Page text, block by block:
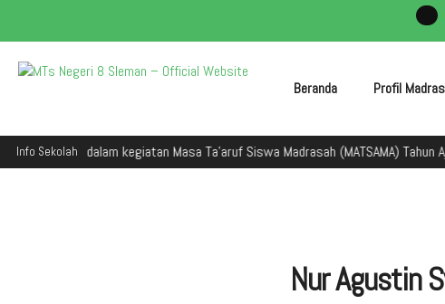
Beranda Profil
Info Sekolah
dalam kegiatan Masa Ta'aruf Siswa Madrasah (MATSAMA) Tahun Ajaran
Nur Agustin